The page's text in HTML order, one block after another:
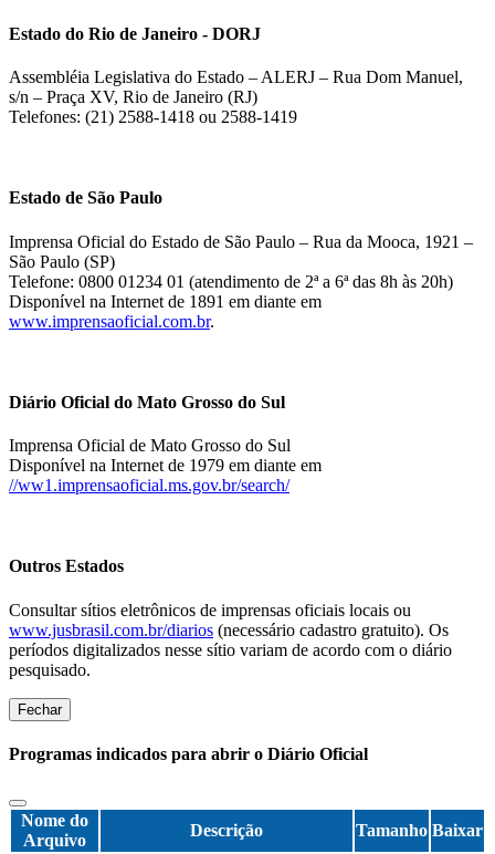
Estado do Rio de Janeiro - DORJ
Assembléia Legislativa do Estado – ALERJ – Rua Dom Manuel,
s/n – Praça XV, Rio de Janeiro (RJ)
Telefones: (21) 2588-1418 ou 2588-1419
Estado de São Paulo
Imprensa Oficial do Estado de São Paulo – Rua da Mooca, 1921 –
São Paulo (SP)
Telefone: 0800 01234 01 (atendimento de 2ª a 6ª das 8h às 20h)
Disponível na Internet de 1891 em diante em
www.imprensaoficial.com.br.
Diário Oficial do Mato Grosso do Sul
Imprensa Oficial de Mato Grosso do Sul
Disponível na Internet de 1979 em diante em
//ww1.imprensaoficial.ms.gov.br/search/
Outros Estados
Consultar sítios eletrônicos de imprensas oficiais locais ou
www.jusbrasil.com.br/diarios (necessário cadastro gratuito). Os
períodos digitalizados nesse sítio variam de acordo com o diário
pesquisado.
Fechar
Programas indicados para abrir o Diário Oficial
Nome do
Arquivo
Descrição Tamanho Baixar